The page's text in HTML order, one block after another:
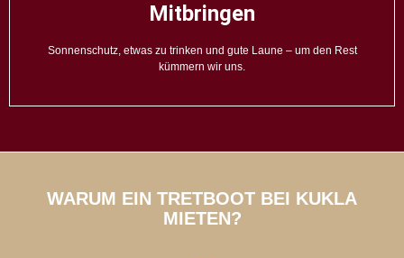
Mitbringen
Sonnenschutz, etwas zu trinken und gute Laune – um den Rest
kümmern wir uns.
WARUM EIN TRETBOOT BEI KUKLA
MIETEN?